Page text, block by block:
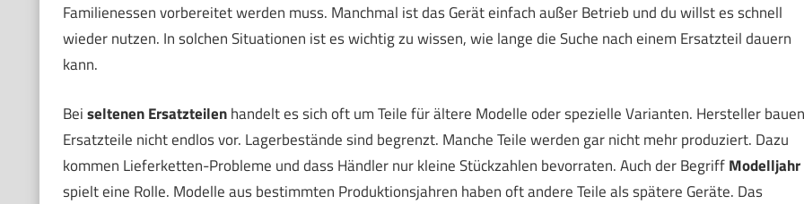
Familienessen vorbereitet werden muss. Manchmal ist das Gerät einfach außer Betrieb und du willst es schnell
wieder nutzen. In solchen Situationen ist es wichtig zu wissen, wie lange die Suche nach einem Ersatzteil dauern
kann.
Beiseltenen Ersatzteilenhandelt es sich oft um Teile für ältere Modelle oder spezielle Varianten. Hersteller bauen
Ersatzteile nicht endlos vor. Lagerbestände sind begrenzt. Manche Teile werden gar nicht mehr produziert. Dazu
kommen Lieferketten-Probleme und dass Händler nur kleine Stückzahlen bevorraten. Auch der BegriffModelljahr
spielt eine Rolle. Modelle aus bestimmten Produktionsjahren haben oft andere Teile als spätere Geräte. Das